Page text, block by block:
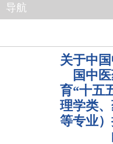
导航
关于中
国中
育“十五
理学类
等专业